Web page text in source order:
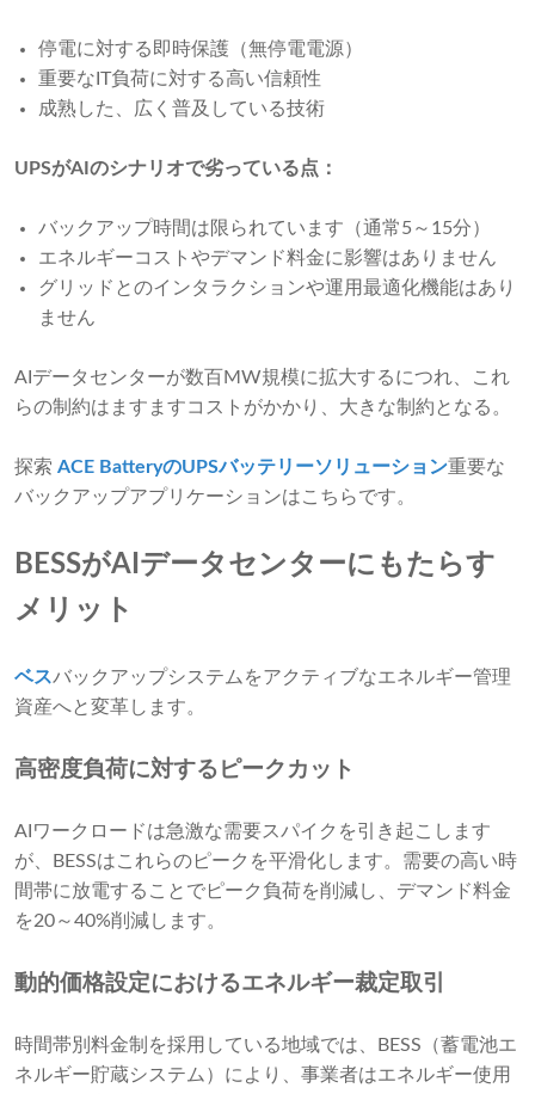
停電に対する即時保護（無停電電源）
重要なIT負荷に対する高い信頼性
成熟した、広く普及している技術
UPSがAIのシナリオで劣っている点：
バックアップ時間は限られています（通常5～15分）
エネルギーコストやデマンド料金に影響はありません
グリッドとのインタラクションや運用最適化機能はあり
ません
AIデータセンターが数百MW規模に拡大するにつれ、これ
らの制約はますますコストがかかり、大きな制約となる。
探索 ACE BatteryのUPSバッテリーソリューション重要な
バックアップアプリケーションはこちらです。
BESSがAIデータセンターにもたらす
メリット
ベスバックアップシステムをアクティブなエネルギー管理
資産へと変革します。
高密度負荷に対するピークカット
AIワークロードは急激な需要スパイクを引き起こします
が、BESSはこれらのピークを平滑化します。需要の高い時
間帯に放電することでピーク負荷を削減し、デマンド料金
を20～40%削減します。
動的価格設定におけるエネルギー裁定取引
時間帯別料金制を採用している地域では、BESS（蓄電池エ
ネルギー貯蔵システム）により、事業者はエネルギー使用